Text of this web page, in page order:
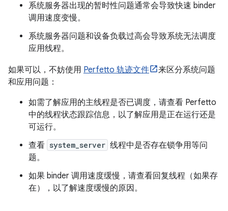
系统服务器出现的暂时性问题通常会导致快速 binder
调用速度变慢。
系统服务器问题和设备负载过高会导致系统无法调度
应用线程。
如果可以，不妨使用 Perfetto 轨迹文件
来区分系统问题
和应用问题：
如需了解应用的主线程是否已调度，请查看 Perfetto
中的线程状态跟踪信息，以了解应用是正在运行还是
可运行。
查看 system_server 线程中是否存在锁争用等问
题。
如果 binder 调用速度缓慢，请查看回复线程（如果存
在），以了解速度缓慢的原因。